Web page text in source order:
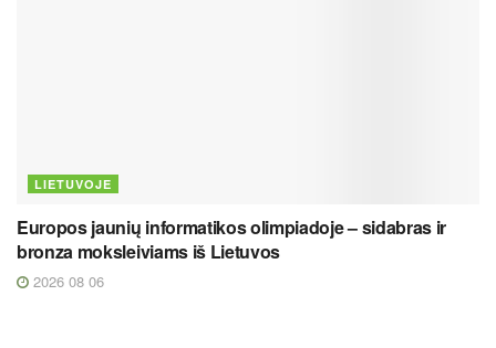
LIETUVOJE
Europos jaunių informatikos olimpiadoje – sidabras ir
bronza moksleiviams iš Lietuvos
2026 08 06